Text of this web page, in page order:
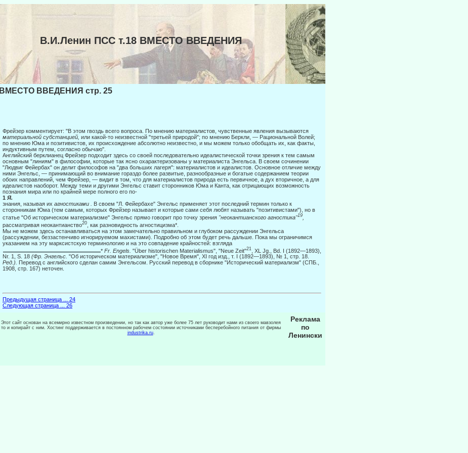
В.И.Ленин ПСС т.18 ВМЕСТО ВВЕДЕНИЯ
ВМЕСТО ВВЕДЕНИЯ стр. 25
Фрейзер комментирует: "В этом гвоздь всего вопроса. По мнению материалистов, чувственные явления вызываются
материальной субстанцией, или какой-то неизвест­ной "третьей природой"; по мнению Беркли, — Рациональной Волей;
по мнению Юма и позитивистов, их происхождение абсолютно неизвестно, и мы можем только обоб­щать их, как факты,
индуктивным путем, согласно обычаю".
Английский берклианец Фрейзер подходит здесь со своей последовательно идеали­стической точки зрения к тем самым
основным "линиям" в философии, которые так ясно охарактеризованы у материалиста Энгельса. В своем сочинении
"Людвиг Фейер­бах" он делит философов на "два больших лагеря": материалистов и идеалистов. Ос­новное отличие между
ними Энгельс, — принимающий во внимание гораздо более раз­витые, разнообразные и богатые содержанием теории
обоих направлений, чем Фрейзер, — видит в том, что для материалистов природа есть первичное, а дух вторичное, а для
идеалистов наоборот. Между теми и другими Энгельс ставит сторонников Юма и Кан­та, как отрицающих возможность
познания мира или по крайней мере полного его по-
1 Я.
знания, называя их агностиками .
В своем "Л. Фейербахе" Энгельс применяет этот последний термин только к
сторонникам Юма (тем самым, которых Фрейзер называет и которые сами себя любят называть "позитивистами"), но в
статье "Об историческом материализме" Энгельс прямо говорит про точку зрения "неокантианского агности­ка"19
рассматривая неокантианство20 , как разновидность агностицизма*.
Мы не можем здесь останавливаться на этом замечательно правильном и глубоком рассуждении Энгельса
(рассуждении, беззастенчиво игнорируемом махистами). Под­робно об этом будет речь дальше. Пока мы ограничимся
указанием на эту марксист­скую терминологию и на это совпадение крайностей: взгляда
* Fr. Engels. "Über historischen Materialismus", "Neue Zeit"21
, XL Jg., Bd. I (1892—1893),
Nr. 1, S. 18 (Фр. Энгельс. "Об историческом материализме", "Новое Время", XI год изд., т. I (1892—1893), № 1, стр. 18.
Ред.).
Перевод с английского сделан самим Энгельсом. Русский перевод в сборнике "Историче­ский материализм" (СПБ.,
1908, стр. 167) неточен.
Предыдущая страница ... 24
Следующая страница ... 26
Этот сайт основан на всемирно известном произведении, но так как автор уже более 75 лет руководит нами из своего мавзолея
то и копирайт с ним. Хостинг поддерживается в постоянном рабочем состоянии источниками бесперебойного питания от фирмы
industrika.ru.
Реклама
по
Ленински